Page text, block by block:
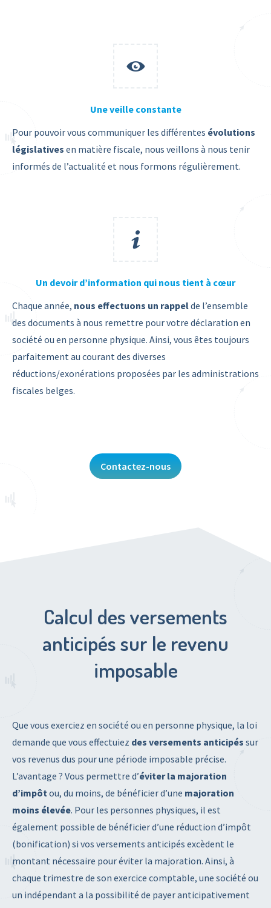
Une veille constante
Pour pouvoir vous communiquer les différentes évolutions
législatives en matière fiscale, nous veillons à nous tenir
informés de l’actualité et nous formons régulièrement.
Un devoir d’information qui nous tient à cœur
Chaque année, nous effectuons un rappelde l’ensemble
des documents à nous remettre pour votre déclaration en
société ou en personne physique. Ainsi, vous êtes toujours
parfaitement au courant des diverses
réductions/exonérations proposées par les administrations
fiscales belges.
Contactez-nous
Calcul des versements
anticipés sur le revenu
imposable
Que vous exerciez en société ou en personne physique, la loi
demande que vous effectuiez des versements anticipés sur
vos revenus dus pour une période imposable précise.
L’avantage ? Vous permettre d’éviter la majoration
d’impôt ou, du moins, de bénéficier d’une majoration
moins élevée. Pour les personnes physiques, il est
également possible de bénéficier d’une réduction d’impôt
(bonification) si vos versements anticipés excèdent le
montant nécessaire pour éviter la majoration. Ainsi, à
chaque trimestre de son exercice comptable, une société ou
un indépendant a la possibilité de payer anticipativement